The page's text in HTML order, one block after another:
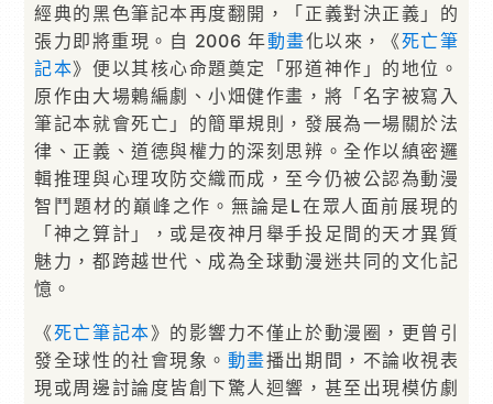
經典的黑色筆記本再度翻開，「正義對決正義」的
張力即將重現。自 2006 年動畫化以來，《死亡筆
記本》便以其核心命題奠定「邪道神作」的地位。
原作由大場鶇編劇、小畑健作畫，將「名字被寫入
筆記本就會死亡」的簡單規則，發展為一場關於法
律、正義、道德與權力的深刻思辨。全作以縝密邏
輯推理與心理攻防交織而成，至今仍被公認為動漫
智鬥題材的巔峰之作。無論是L在眾人面前展現的
「神之算計」，或是夜神月舉手投足間的天才異質
魅力，都跨越世代、成為全球動漫迷共同的文化記
憶。
《死亡筆記本》的影響力不僅止於動漫圈，更曾引
發全球性的社會現象。 動畫播出期間，不論收視表
現或周邊討論度皆創下驚人迴響，甚至出現模仿劇